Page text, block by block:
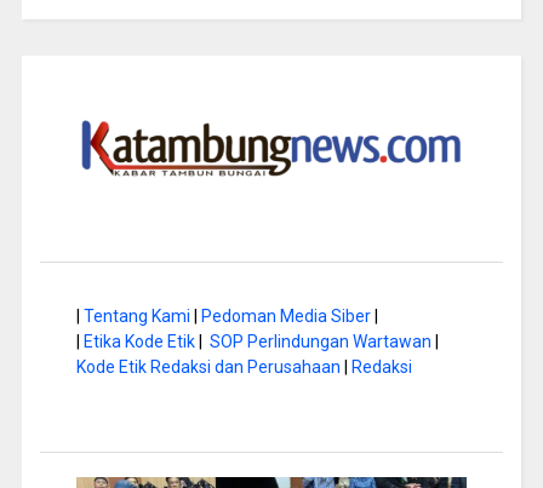
Tentang Kami Pedoman Media Siber|
Etika Kode Etik| SOP Perlindungan Wartawan
Kode Etik Redaksi dan Perusahaan
Redaksi